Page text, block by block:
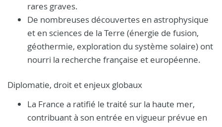
rares graves.
De nombreuses découvertes en astrophysique
et en sciences de la Terre (énergie de fusion,
géothermie, exploration du système solaire) ont
nourri la recherche française et européenne.
Diplomatie, droit et enjeux globaux
La France a ratifié le traité sur la haute mer,
contribuant à son entrée en vigueur prévue en